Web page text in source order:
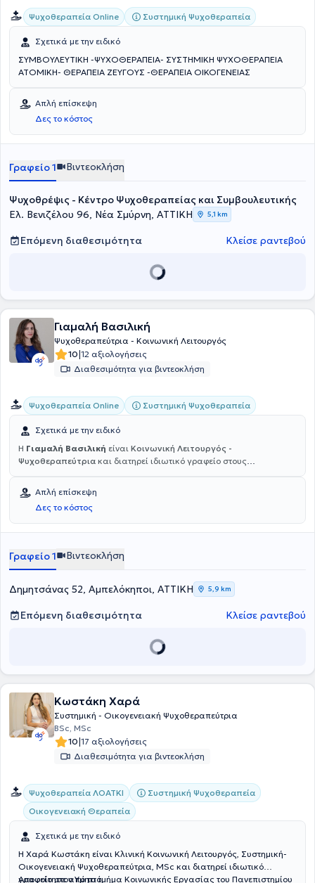
Ψυχοθεραπεία Online Συστημική Ψυχοθεραπεία
Σχετικά με την ειδικό
ΣΥΜΒΟΥΛΕΥΤΙΚΗ -ΨΥΧΟΘΕΡΑΠΕΙΑ- ΣΥΣΤΗΜΙΚΗ ΨΥΧΟΘΕΡΑΠΕΙΑ
ΑΤΟΜΙΚΗ- ΘΕΡΑΠΕΙΑ ΖΕΥΓΟΥΣ -ΘΕΡΑΠΕΙΑ ΟΙΚΟΓΕΝΕΙΑΣ
Απλή επίσκεψη
Δες το κόστος
Γραφείο 1 Βιντεοκλήση
Ψυχοθρέψις - Κέντρο Ψυχοθεραπείας και Συμβουλευτικής
Ελ. Βενιζέλου 96, Νέα Σμύρνη, ΑΤΤΙΚΗ
5,1 km
Επόμενη διαθεσιμότητα Κλείσε ραντεβού
Γιαμαλή Βασιλική
Ψυχοθεραπεύτρια - Κοινωνική Λειτουργός
10|12 αξιολογήσεις
Διαθεσιμότητα για βιντεοκλήση
Ψυχοθεραπεία Online Συστημική Ψυχοθεραπεία
Σχετικά με την ειδικό
Η Γιαμαλή Βασιλική είναι Κοινωνική Λειτουργός -
Ψυχοθεραπεύτρια και διατηρεί ιδιωτικό γραφείο στους
έχει ειδικευτεί στην Συστημική ψυχοθεραπεία στο Θεραπευτικό και
Εκπαιδευτικό Ινστιτούτο Υπαρξιακής Συστημικής Προσέγγισης
"Αντίστιξη". Επιπλέον, έχει εργαστεί σε διαφορετικά πλαίσια,
παρεχοντας ψυχοκοινωνική στήριξη σε ευάλωτες ομάδες τόσο σε
με το Κοινοτικό Κέντρο Ψυχικής Υγείας Παγκρατίου, όπου
αναλάμβανε διαγνωστικά ραντεβού και θεραπευτικές συνεδρίες
ενήλικες και περιστατικά από όλο το φάσμα της ψυχικής υγείας.
Τέλος είναι μέλος της Ελληνικής Εταιρείας Συστημικής Θεραπείας.
Απλή επίσκεψη
Δες το κόστος
Γραφείο 1 Βιντεοκλήση
Δημητσάνας 52, Αμπελόκηποι, ΑΤΤΙΚΗ 5,9 km
Επόμενη διαθεσιμότητα Κλείσε ραντεβού
Κωστάκη Χαρά
Συστημική - Οικογενειακή Ψυχοθεραπεύτρια
BSc, MSc
10|17 αξιολογήσεις
Διαθεσιμότητα για βιντεοκλήση
Ψυχοθεραπεία ΛΟΑΤΚΙ
Συστημική Ψυχοθεραπεία
Οικογενειακή Θεραπεία
Σχετικά με την ειδικό
Η Χαρά Κωστάκη είναι Κλινική Κοινωνική Λειτουργός, Συστημική-
Οικογενειακή Ψυχοθεραπεύτρια, MSc και διατηρεί ιδιωτικό
γραφείο στον Υμηττό.
Αποφοίτησε από το τμήμα Κοινωνικής Εργασίας του Πανεπιστημίου